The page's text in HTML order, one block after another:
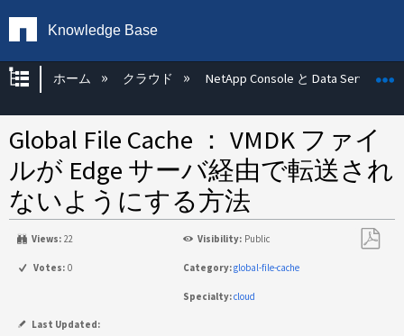
Knowledge Base
グローバル階層を展開/折りたたむ
ホーム クラウド NetApp Console と Data Services
Global File Cache ： VMDK ファイ
ルが Edge サーバ経由で転送され
ないようにする方法
Views: 22 Visibility: Public
Votes: 0 Category:global-file-cache
Specialty:cloud
Last Updated: